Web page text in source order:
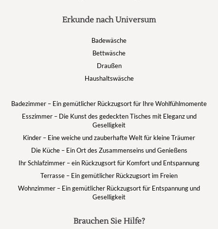
Brauchen Sie Hilfe?
Erkunde nach Universum
Badewäsche
Bettwäsche
Draußen
Haushaltswäsche
Badezimmer – Ein gemütlicher Rückzugsort für Ihre Wohlfühlmomente
Esszimmer – Die Kunst des gedeckten Tisches mit Eleganz und
Geselligkeit
Kinder – Eine weiche und zauberhafte Welt für kleine Träumer
Die Küche – Ein Ort des Zusammenseins und Genießens
Ihr Schlafzimmer – ein Rückzugsort für Komfort und Entspannung
Terrasse – Ein gemütlicher Rückzugsort im Freien
Wohnzimmer – Ein gemütlicher Rückzugsort für Entspannung und
Geselligkeit